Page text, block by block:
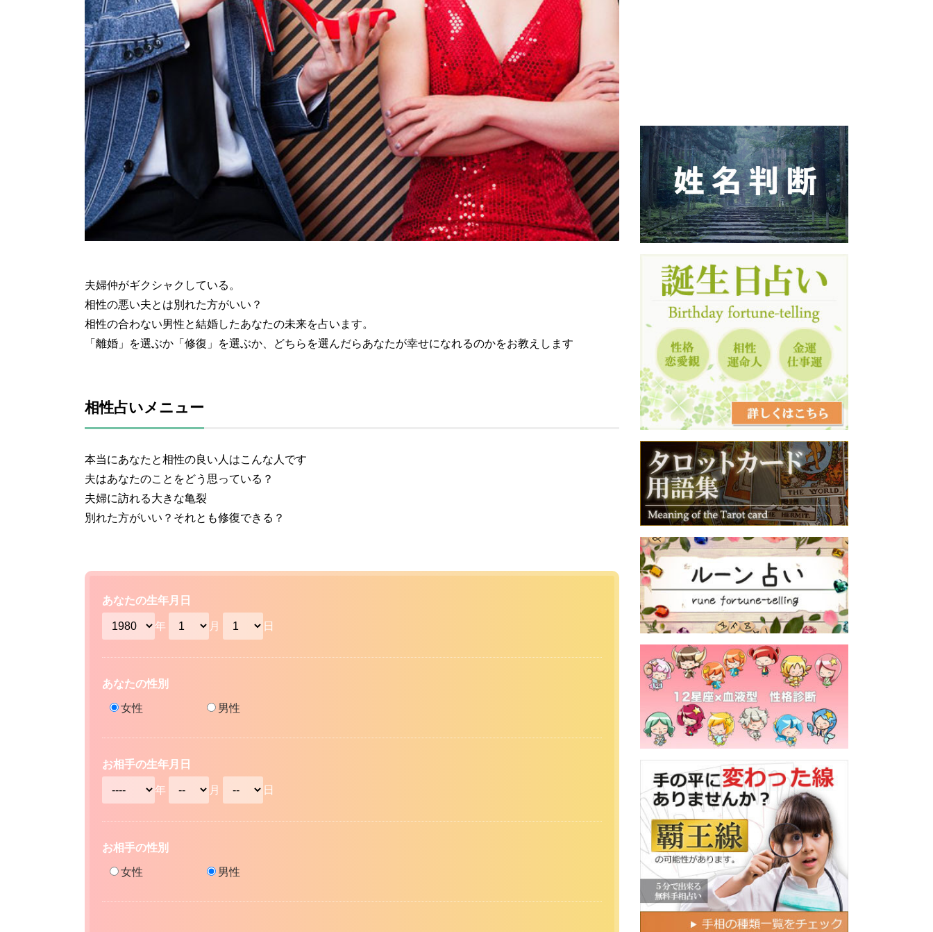
夫婦仲がギクシャクしている。
相性の悪い夫とは別れた方がいい？
相性の合わない男性と結婚したあなたの未来を占います。
「離婚」を選ぶか「修復」を選ぶか、どちらを選んだらあなたが幸せになれるのかをお教えします
相性占いメニュー
本当にあなたと相性の良い人はこんな人です
夫はあなたのことをどう思っている？
夫婦に訪れる大きな亀裂
別れた方がいい？それとも修復できる？
あなたの生年月日
年 月 日
あなたの性別
女性 男性
お相手の生年月日
年 月 日
お相手の性別
女性 男性